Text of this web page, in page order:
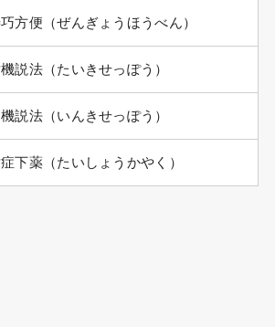
方便（ぜんぎょうほうべん）
説法（たいきせっぽう）
説法（いんきせっぽう）
下薬（たいしょうかやく）